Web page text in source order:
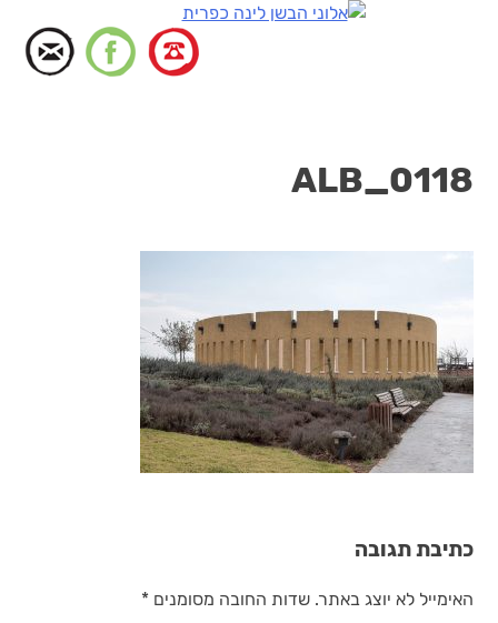
ALB_0118
כתיבת תגובה
האימייל לא יוצג באתר. שדות החובה מסומנים*